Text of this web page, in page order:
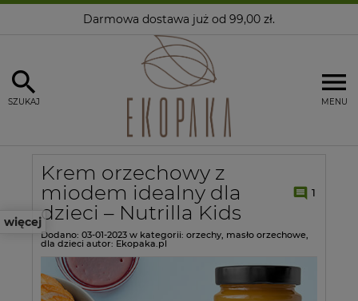
Darmowa dostawa już od 99,00 zł.
MENU
SZUKAJ
więcej
Krem orzechowy z
miodem idealny dla
dzieci – Nutrilla Kids
1
Dodano: 03-01-2023 w kategorii: orzechy, masło orzechowe,
dla dzieci autor: Ekopaka.pl